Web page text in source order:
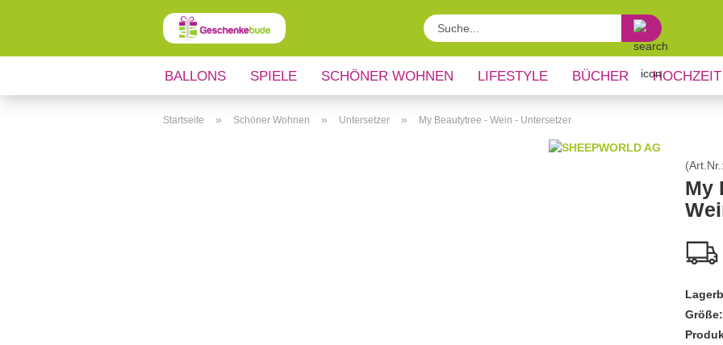
Suche...
BALLONS SPIELE SCHÖNER WOHNEN LIFESTYLE BÜCHER HOCHZEIT
ANLÄSSE REGIONALES
Startseite » Schöner Wohnen » Untersetzer » My Beautytree - Wein - Untersetzer
(Art.Nr.:
My
Größe: